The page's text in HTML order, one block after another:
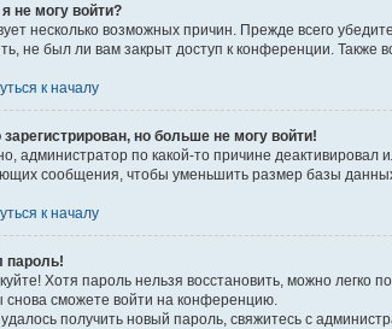
не могу войти?
несколько возможных причин. Прежде всего
не был ли вам закрыт доступ к конференции. Также
к началу
но больше не могу войти!
администратор по какой-то причине
сообщения, чтобы уменьшить размер базы
к началу
пароль!
Хотя пароль нельзя восстановить, можно легко
снова сможете войти на конференцию.
получить новый пароль, свяжитесь с